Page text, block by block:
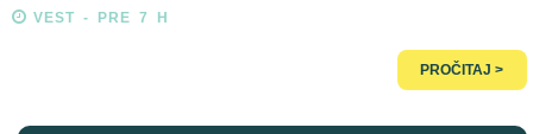
VEST - PRE 7 H
PROČITAJ >